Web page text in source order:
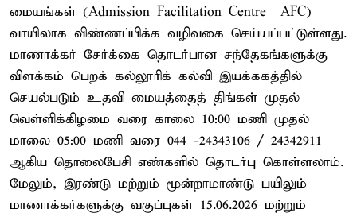
மையங்கள் (Admission Facilitation Centre – AFC)
வாயிலாக விண்ணப்பிக்க வழிவகை செய்யப்பட்டுள்ளது.
மாணாக்கர் சேர்க்கை தொடர்பான சந்தேகங்களுக்கு
விளக்கம் பெறக் கல்லூரிக் கல்வி இயக்ககத்தில்
செயல்படும் உதவி மையத்தைத் திங்கள் முதல்
வெள்ளிக்கிழமை வரை காலை 10:00 மணி முதல்
மாலை 05:00 மணி வரை 044 -24343106 / 24342911
ஆகிய தொலைபேசி எண்களில் தொடர்பு கொள்ளலாம்.
மேலும், இரண்டு மற்றும் மூன்றாமாண்டு பயிலும்
மாணாக்கர்களுக்கு வகுப்புகள் 15.06.2026 மற்றும்